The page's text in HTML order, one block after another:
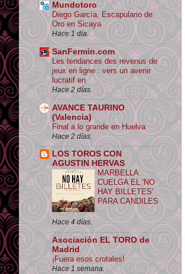
Mundotoro
Diego García, Escapulario de
Oro en Sicaya
Hace 1 día.
SanFermin.com
Les tendances des revenus de
jeux en ligne : vers un avenir
lucratif en
Hace 2 días.
AVANCE TAURINO
(Valencia)
Final a lo grande en Huelva
Hace 2 días.
LOS TOROS CON
AGUSTIN HERVAS
MARBELLA
CUELGA EL 'NO
HAY BILLETES'
PARA CANDILES
Hace 4 días.
Asociación EL TORO de
Madrid
¡Fuera esos crotales!
Hace 1 semana.